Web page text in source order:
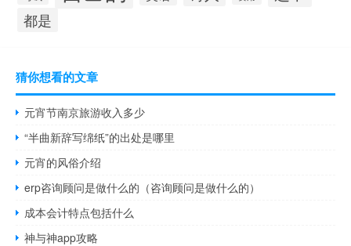
都是
猜你想看的文章
元宵节南京旅游收入多少
“半曲新辞写绵纸”的出处是哪里
元宵的风俗介绍
erp咨询顾问是做什么的（咨询顾问是做什么的）
成本会计特点包括什么
神与神app攻略